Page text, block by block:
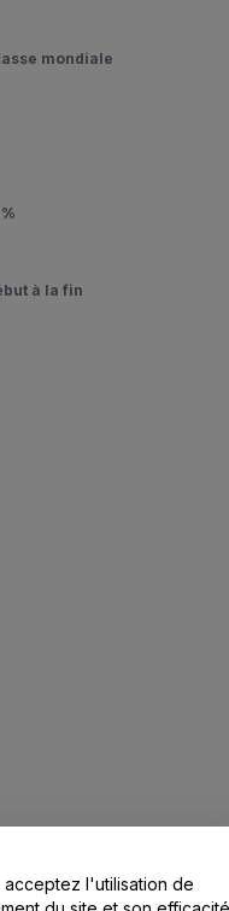
mondiale
à la fin
contacter
acceptez l'utilisation de